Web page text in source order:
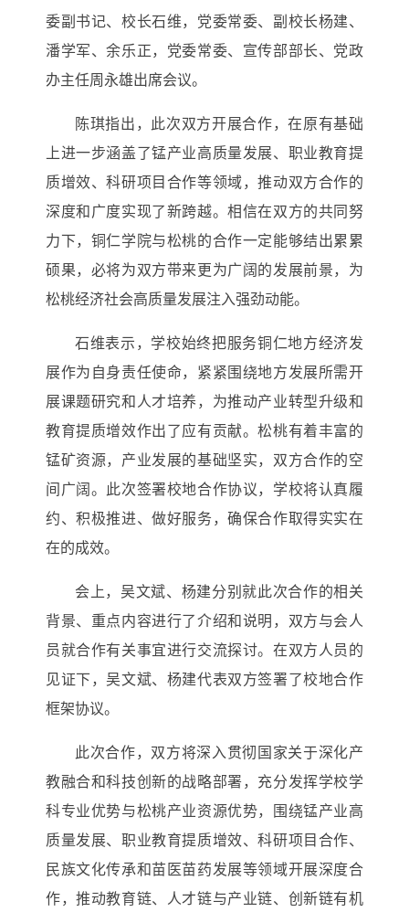
委副书记、校长石维，党委常委、副校长杨建、
潘学军、余乐正，党委常委、宣传部部长、党政
办主任周永雄出席会议。
陈琪指出 ，此次双方开展合作，在原有基础
上进一步涵盖了锰产业高质量发展、职业教育提
质增效、科研项目合作等领域，推动双方合作的
深度和广度实现了新跨越。相信在双方的共同努
力下，铜仁学院与松桃的合作一定能够结出累累
硕果，必将为双方带来更为广阔的发展前景，为
松桃经济社会高质量发展注入强劲动能。
石维表示，学校始终把服务铜仁地方经济发
展作为 自身责任使命，紧紧围绕地方发展所需开
展课题研究和人才培养，为推动产业转型升级和
教育提质增效作出了应有贡献。松桃有着丰富的
锰矿资源， 产业发展的基础坚实，双方合作的空
间广阔 。此次签署校地合作协议， 学校将认真履
约、积极推进、做好服务 ，确保合作取得实实在
在的成效。
会上，吴文斌、杨建分别就此次合作的相关
背景、重点内容进行了介绍和说明，双方与会人
员就合作有关事宜进行交流探讨。在双方人员的
见证下，吴文斌、杨建代表双方签署了校地合作
框架协议。
此次合作，双方将深入贯彻国家关于深化产
教融合和科技创新的战略部署，充分发挥学校学
科专业优势与松桃产业资源优势，围绕锰产业高
质量发展、职业教育提质增效、科研项目合作、
民族文化传承和苗医苗药发展等领域开展深度合
作，推动教育链、人才链与产业链、创新链有机